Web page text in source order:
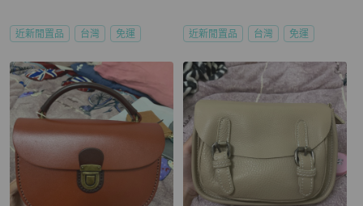
近新閒置品 台灣 免運 近新閒置品 台灣 免運